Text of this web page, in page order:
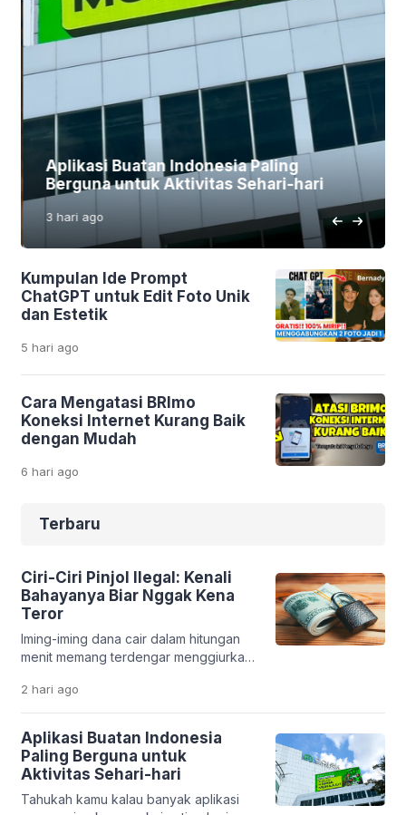
Aplikasi Buatan Indonesia Paling
Berguna untuk Aktivitas Sehari-hari
3 hari ago
Kumpulan Ide Prompt
ChatGPT untuk Edit Foto Unik
dan Estetik
5 hari ago
Cara Mengatasi BRImo
Koneksi Internet Kurang Baik
dengan Mudah
6 hari ago
Terbaru
Ciri-Ciri Pinjol Ilegal: Kenali
Bahayanya Biar Nggak Kena
Teror
Iming-iming dana cair dalam hitungan
menit memang terdengar menggiurkan.
cepat. Tapi di balik kemudahan itu, ada
jebakan serius yang bisa merusak
kondisi finansial bahkan kehidupan
pribadimu. Fenomena pinjaman online
ilegal makin marak. Banyak aplikasi
bodong yang memanfaatkan situasi
darurat seseorang. Tanpa sadar,
2 hari ago
Aplikasi Buatan Indonesia
Paling Berguna untuk
Aktivitas Sehari-hari
Tahukah kamu kalau banyak aplikasi